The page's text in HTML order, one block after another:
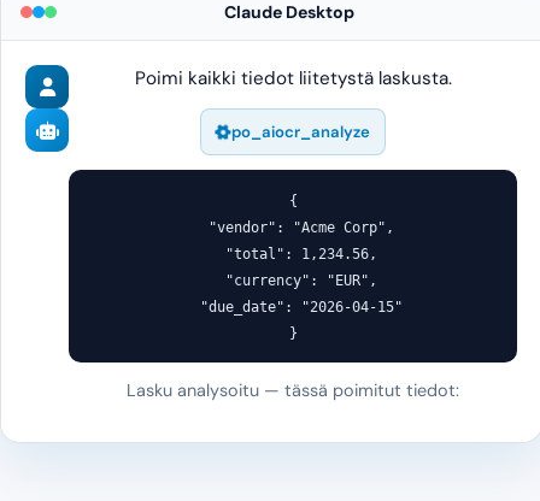
Claude Desktop
Poimi kaikki tiedot liitetystä laskusta.
po_aiocr_analyze
{
"vendor" : "Acme Corp" ,
"total" : 1,234.56,
"currency" : "EUR" ,
"due_date" :
"2026-04-15"
}
Lasku analysoitu — tässä poimitut tiedot: